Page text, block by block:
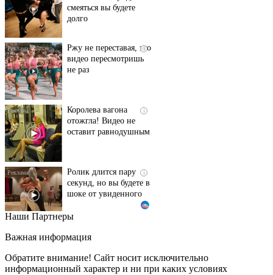
долго
видео пересмотришь
не раз
отожгла! Видео не
оставит равнодушным
секунд, но вы будете в
шоке от увиденного
Этот танец невесты
Пересмотрела 10 раз
Наши Партнеры
Важная информация
Обратите внимание! Сайт носит исключительно
информационный характер и ни при каких условиях